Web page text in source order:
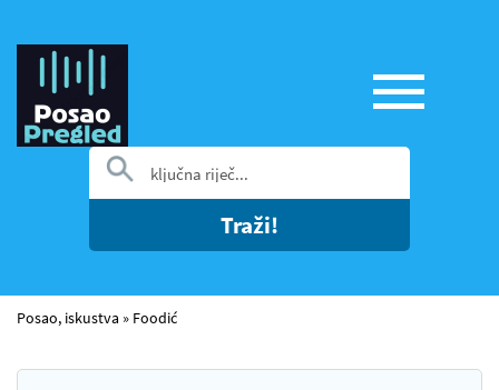
Traži!
Posao, iskustva » Foodić